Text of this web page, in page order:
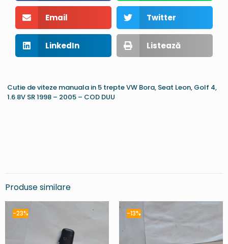
Email Twitter
LinkedIn Listează
Cutie de viteze manuala in 5 trepte VW Bora, Seat Leon, Golf 4,
1.6 8V SR 1998 – 2005 – COD DUU
Produse similare
-23% -13%